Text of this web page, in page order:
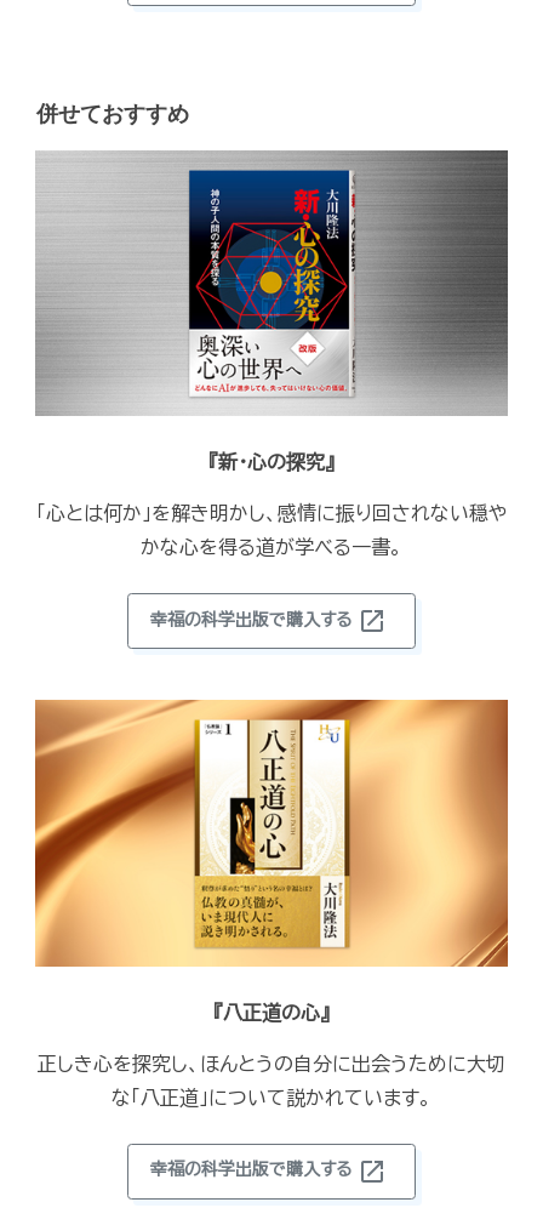
併せておすすめ
『新・心の探究』
「心とは何か」を解き明かし、感情に振り回されない穏や
かな心を得る道が学べる一書。
幸福の科学出版で購入する open_in_new
『八正道の心』
正しき心を探究し、ほんとうの自分に出会うために大切
な「八正道」について説かれています。
幸福の科学出版で購入する open_in_new